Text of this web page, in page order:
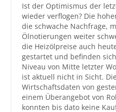
Marktinformationen
Wunschpreis Benachrichtigung
Großbestellungen
Produkte
Ist der Optimismus der
wieder verflogen? Die
die schwache Nachfrage,
Ölnotierungen weiter
die Heizölpreise auch
gestartet und befinden
Niveau von Mitte letzter
ist aktuell nicht in Sicht.
Wirtschaftsdaten von
einem Überangebot von
konnten bis dato keine